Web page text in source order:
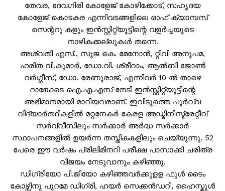
തേവര, ദേവഗിരി കോളേജ് കോഴിക്കോട്, സഹൃദയ
കോളേജ് കൊടകര എന്നിവടങ്ങളിലെ ഓഫ് ക്യാമ്പസ്
സെന്ററു കളും ഇൻസ്റ്റിറ്റ്യൂട്ടിന്റെ വളർച്ചയുടെ
നാഴികക്കല്ലുകൾ തന്നെ.
അശ്വതി എസ്., സുജ കെ. മേനോൻ, റ്റിവി അനുപമ,
ഹരിത വി.കുമാർ, ഡോ.വി. ശ്രീറാം, ആൽബി ജോൺ
വർഗ്ഗീസ്, ഡോ. രേണുരാജ്, എന്നിവർ 10 ൽ താഴെ
റാങ്കോടെ ഐ.എ.എസ് നേടി ഇൻസ്റ്റിറ്റ്യൂട്ടിന്റെ
അഭിമാനമായി മാറിയവരാണ്. ഇവിടുത്തെ പൂർവ്വ
വിദ്യാർത്ഥികളിൽ മറ്റനേകർ കേരള അഡ്മിനിസ്ട്രേറ്റീവ്
സർവ്വീസിലും സർക്കാർ അർദ്ധ സർക്കാർ
സ്ഥാപനങ്ങളിൽ ഉയർന്ന തസ്തികകളിലും ചെയ്യുന്നു. 52
പേരെ ഈ വർഷം പ്രിലിമിനറി പരീക്ഷ പാസാക്കി ചരിത്ര
വിജയം നേടുവാനും കഴിഞ്ഞു.
ഡിഗ്രിയോ പി.ജിയോ കഴിഞ്ഞവർക്കുളള ഫുൾ ടൈം
കോഴ്സിനു പുറമേ ഡിഗ്രി, ഹയർ സെക്കൻഡറി, ഹൈസ്കൂൾ